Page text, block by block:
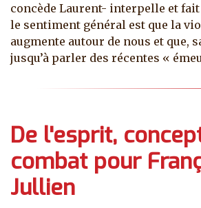
concède Laurent- interpelle et fait
le sentiment général est que la
augmente autour de nous et que,
jusqu’à parler des récentes «
De l'esprit,
combat pour
Jullien